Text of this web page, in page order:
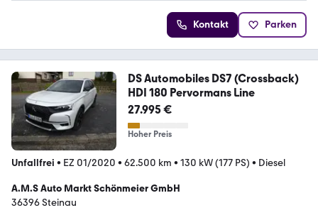
Kontakt Parken
DS Automobiles DS7 (Crossback)
HDI 180 Pervormans Line
27.995 €
Hoher Preis
Unfallfrei • EZ 01/2020 • 62.500 km • 130 kW (177 PS) • Diesel
A.M.S Auto Markt Schönmeier GmbH
36396 Steinau